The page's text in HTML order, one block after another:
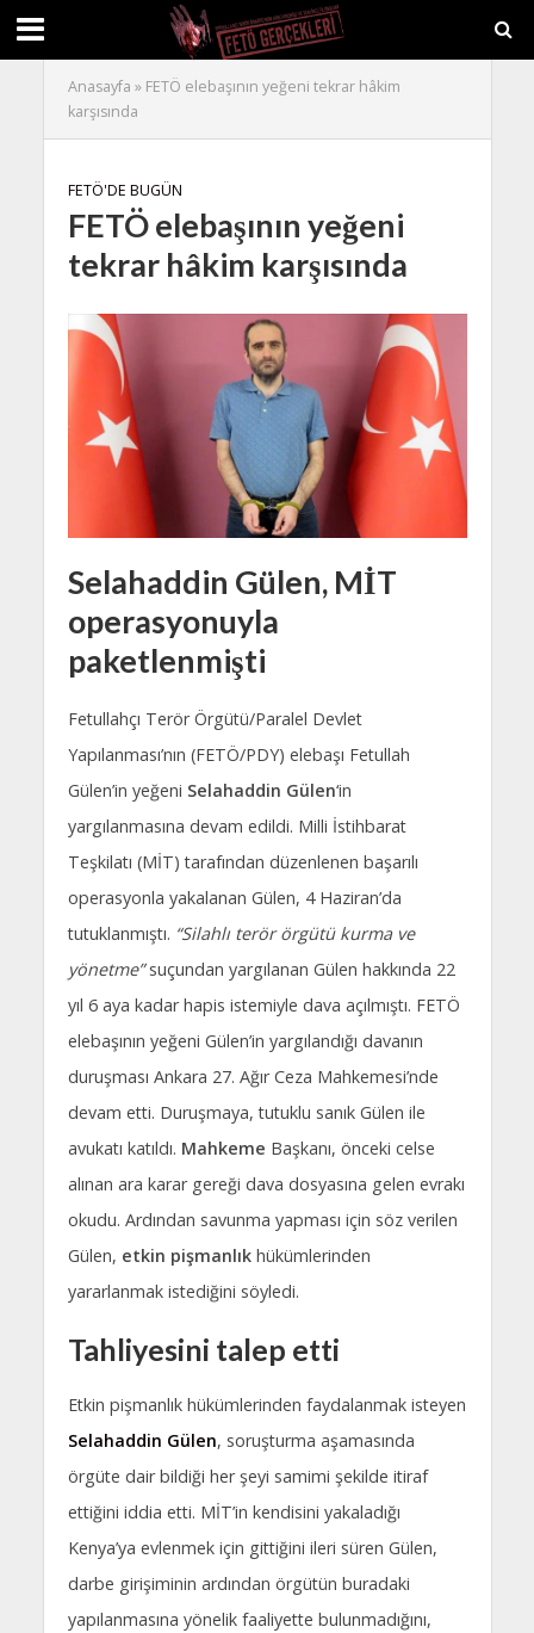
Anasayfa » FETÖ elebaşının yeğeni tekrar hâkim
karşısında
FETÖ'DE BUGÜN
FETÖ elebaşının yeğeni
tekrar hâkim karşısında
Selahaddin Gülen, MİT
operasyonuyla
paketlenmişti
Fetullahçı Terör Örgütü/Paralel Devlet
Yapılanması’nın (FETÖ/PDY) elebaşı Fetullah
Gülen’in yeğeni Selahaddin Gülen‘in
yargılanmasına devam edildi. Milli İstihbarat
Teşkilatı (MİT) tarafından düzenlenen başarılı
operasyonla yakalanan Gülen, 4 Haziran’da
tutuklanmıştı. “Silahlı terör örgütü kurma ve
yönetme”suçundan yargılanan Gülen hakkında 22
yıl 6 aya kadar hapis istemiyle dava açılmıştı. FETÖ
elebaşının yeğeni Gülen’in yargılandığı davanın
duruşması Ankara 27. Ağır Ceza Mahkemesi’nde
devam etti. Duruşmaya, tutuklu sanık Gülen ile
avukatı katıldı. Mahkeme Başkanı, önceki celse
alınan ara karar gereği dava dosyasına gelen evrakı
okudu. Ardından savunma yapması için söz verilen
Gülen, etkin pişmanlıkhükümlerinden
yararlanmak istediğini söyledi.
Tahliyesini talep etti
Etkin pişmanlık hükümlerinden faydalanmak isteyen
Selahaddin Gülen, soruşturma aşamasında
örgüte dair bildiği her şeyi samimi şekilde itiraf
ettiğini iddia etti. MİT’in kendisini yakaladığı
Kenya’ya evlenmek için gittiğini ileri süren Gülen,
darbe girişiminin ardından örgütün buradaki
yapılanmasına yönelik faaliyette bulunmadığını,